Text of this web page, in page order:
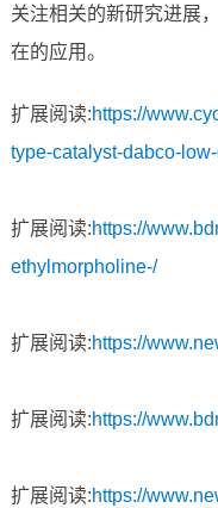
关注相关的新研究进展
在的应用。
扩展阅读:https://
type-catalyst-dabco-
扩展阅读:https://
ethylmorpholine-/
扩展阅读:https://
扩展阅读:https://
扩展阅读:https://